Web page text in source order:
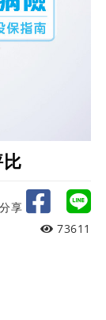
分享
73611